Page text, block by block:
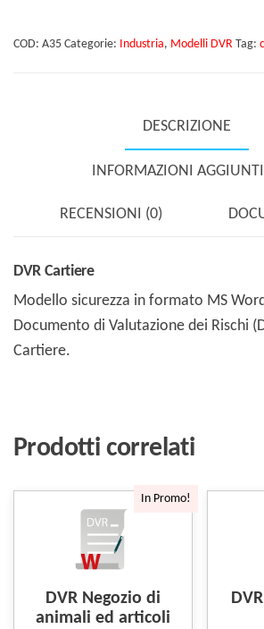
COD: A35 Categorie: Industria, Modelli DVR Tag:
DESCRIZIONE
INFORMAZIONI
RECENSIONI (0)
DVR Cartiere
Modello sicurezza in formato MS
Documento di Valutazione dei Rischi
Cartiere.
Prodotti correlati
In Promo!
DVR Negozio di
animali ed articoli